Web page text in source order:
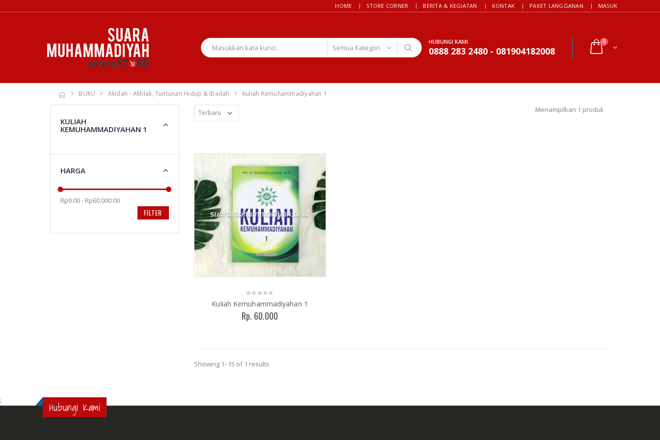
HOME STORE CORNER BERITA & KEGIATAN KONTAK PAKET LANGGANAN MASUK
HUBUNGI KAMI
0888 283 2480 - 081904182008
0
BUKU Akidah - Akhlak, Tuntunan Hidup & Ibadah Kuliah Kemuhammadiyahan 1
Menampilkan 1 produk
Kuliah Kemuhammadiyahan 1
Rp. 60.000
Showing 1–15 of 1 results
KULIAH
KEMUHAMMADIYAHAN 1
HARGA
Rp0.00 - Rp60.000.00
FILTER
; Hubungi Kami